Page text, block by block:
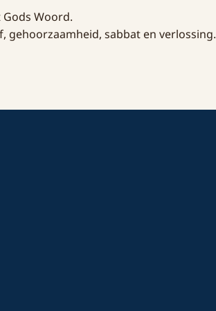
Woord.
gehoorzaamheid, sabbat en verlossing.